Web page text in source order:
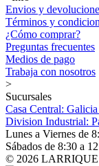
Envios y
Términos y
¿Cómo comprar?
Preguntas frecuentes
Medios de pago
Trabaja con nosotros
>
Sucursales
Casa Central:
Division Industrial:
Lunes a Viernes de
Sábados de 8:30 a
© 2026 LARRIQUE